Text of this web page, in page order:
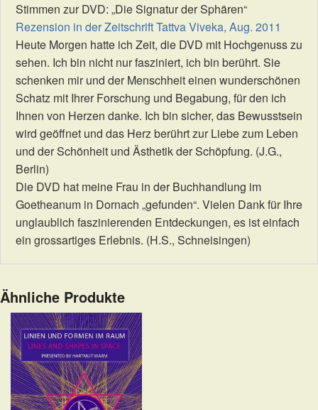
Stimmen zur DVD: „Die Signatur der Sphären“
Rezension in der Zeitschrift Tattva Viveka, Aug. 2011
Heute Morgen hatte ich Zeit, die DVD mit Hochgenuss zu
sehen. Ich bin nicht nur fasziniert, ich bin berührt. Sie
schenken mir und der Menschheit einen wunderschönen
Schatz mit Ihrer Forschung und Begabung, für den ich
Ihnen von Herzen danke. Ich bin sicher, das Bewusstsein
wird geöffnet und das Herz berührt zur Liebe zum Leben
und der Schönheit und Ästhetik der Schöpfung. (J.G.,
Berlin)
Die DVD hat meine Frau in der Buchhandlung im
Goetheanum in Dornach „gefunden“. Vielen Dank für Ihre
unglaublich faszinierenden Entdeckungen, es ist einfach
ein grossartiges Erlebnis. (H.S., Schneisingen)
Ähnliche Produkte